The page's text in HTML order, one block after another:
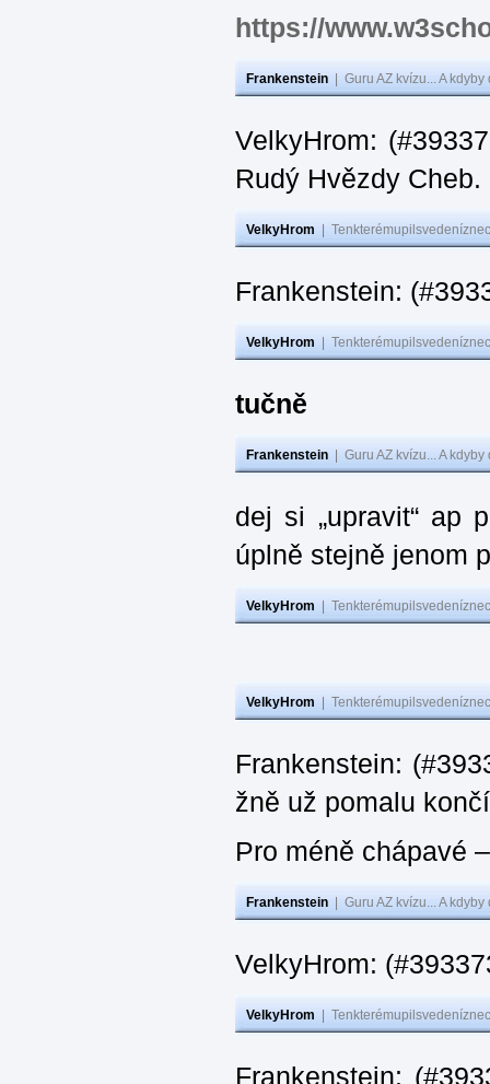
https://
Frankenstein Guru AZ kvízu... A
VelkyHrom:
Rudý Hvězdy Cheb.
VelkyHrom
Frankenstein:
VelkyHrom
tučně
Frankenstein Guru AZ kvízu... A
dej si „upravit“ ap
úplně stejně jenom
VelkyHrom
VelkyHrom
Frankenstein:
žně už pomalu
Pro méně chápavé
Frankenstein Guru AZ kvízu... A
VelkyHrom:
VelkyHrom
Frankenstein: